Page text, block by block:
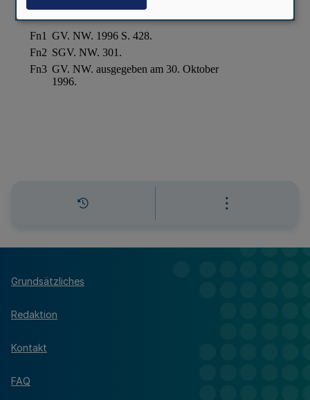
Grundsätzliches
Redaktion
Kontakt
FAQ